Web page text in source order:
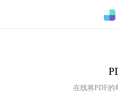
在线将PDF的